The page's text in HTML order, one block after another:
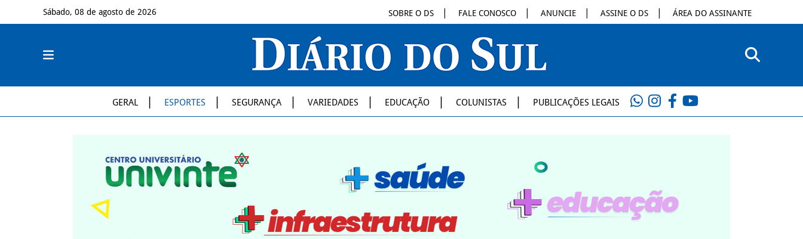
Sábado, 08 de agosto de 2026 SOBRE O DS FALE CONOSCO ANUNCIE ASSINE O DS ÁREA DO ASSINANTE
GERAL ESPORTES SEGURANÇA VARIEDADES EDUCAÇÃO COLUNISTAS PUBLICAÇÕES LEGAIS